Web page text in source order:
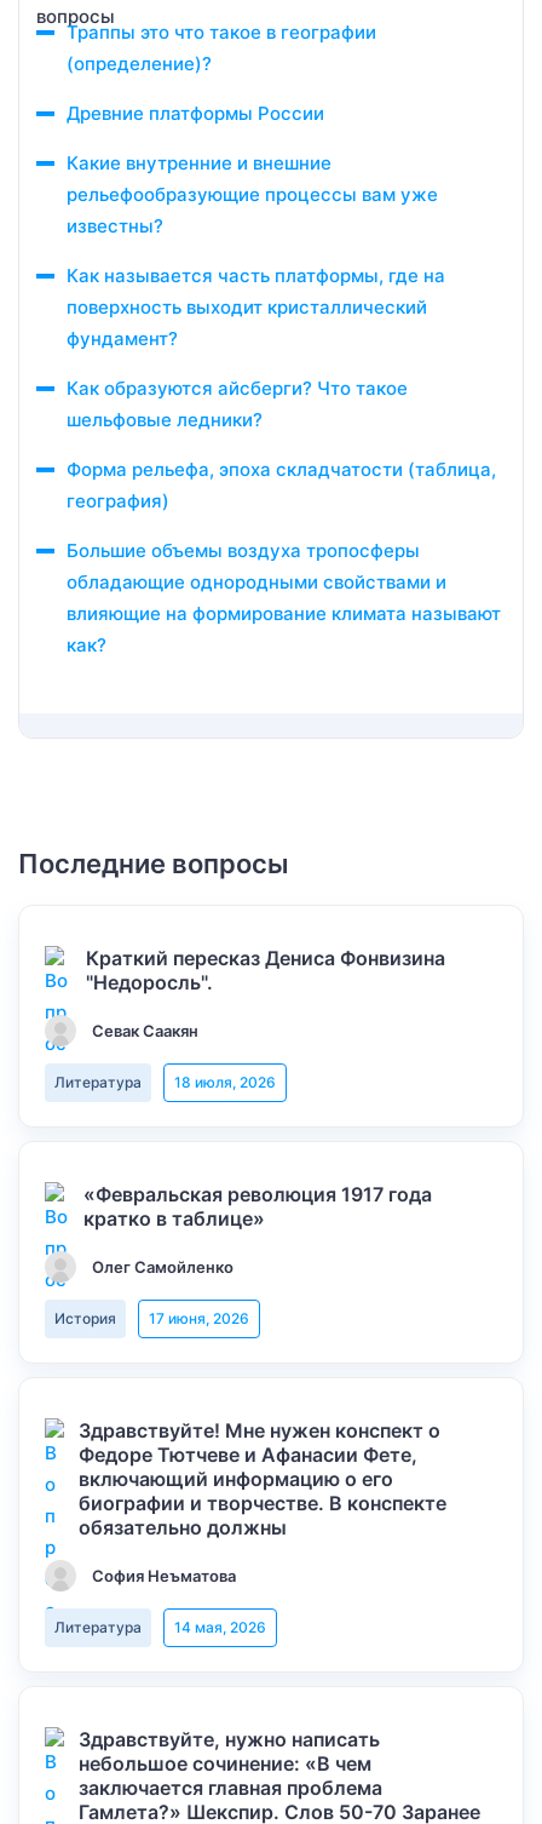
Траппы это что такое в географии
(определение)?
Древние платформы России
Какие внутренние и внешние
рельефообразующие процессы вам уже
известны?
Как называется часть платформы, где на
поверхность выходит кристаллический
фундамент?
Как образуются айсберги? Что такое
шельфовые ледники?
Форма рельефа, эпоха складчатости (таблица,
география)
Большие объемы воздуха тропосферы
обладающие однородными свойствами и
влияющие на формирование климата называют
как?
Последние вопросы
Краткий пересказ Дениса Фонвизина
"Недоросль".
Севак Саакян
Литература 18 июля, 2026
«Февральская революция 1917 года
кратко в таблице»
Олег Самойленко
История 17 июня, 2026
Здравствуйте! Мне нужен конспект о
Федоре Тютчеве и Афанасии Фете,
включающий информацию о его
биографии и творчестве. В конспекте
обязательно должны
София Неъматова
Литература 14 мая, 2026
Здравствуйте, нужно написать
небольшое сочинение: «В чем
заключается главная проблема
Гамлета?» Шекспир. Слов 50-70 Заранее